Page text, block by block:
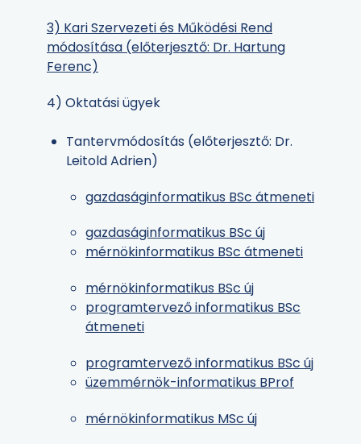
3) Kari Szervezeti és Működési Rend
módosítása (előterjesztő: Dr. Hartung
Ferenc)
4) Oktatási ügyek
Tantervmódosítás (előterjesztő: Dr.
Leitold Adrien)
gazdaságinformatikus BSc átmeneti
gazdaságinformatikus BSc új
mérnökinformatikus BSc átmeneti
mérnökinformatikus BSc új
programtervező informatikus BSc
átmeneti
programtervező informatikus BSc új
üzemmérnök-informatikus BProf
mérnökinformatikus MSc új